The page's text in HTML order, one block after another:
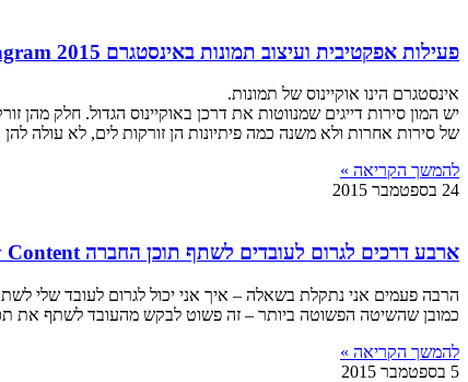
פעילות אפקטיבית ועיצוב תמונות באינסטגרם Instagram 2015
אינסטגרם הינו אוקיינוס של תמונות.
יש המון סירות דייגים שמנווטות את דרכן באוקיינוס הגדול. חלק מהן
של סירות אחרות ולא משנה כמה פיתיונות הן זורקות לים, לא עולה להן
להמשך הקריאה »
24 בספטמבר 2015
ארבע דרכים לגרום לעובדים לשתף תוכן החברה Four Ways Employees Will Share Company Content
הרבה פעמים אני נתקלת בשאלה – איך אני יכול לגרום לעובד שלי
כמובן שהשיטה הפשוטה ביותר – זה פשוט לבקש מהעובד לשתף את
להמשך הקריאה »
5 בספטמבר 2015